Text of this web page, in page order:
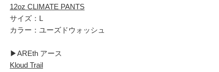
12oz CLIMATE PANTS
サイズ：L
カラー：ユーズドウォッシュ
▶︎AREth アース
Kloud Trail